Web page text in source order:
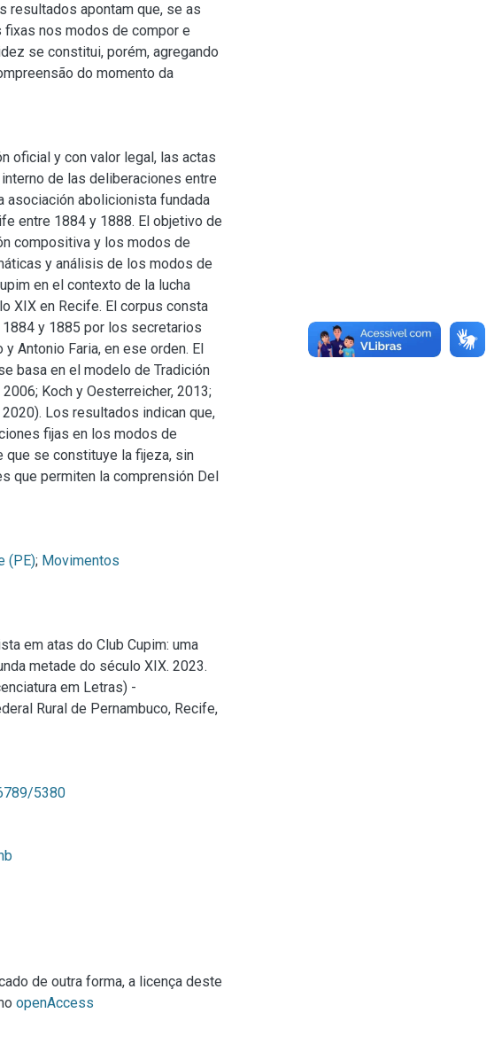
resultados apontam que, se as
nos modos de compor e
se constitui, porém, agregando
do momento da
oficial y con valor legal, las actas
de las deliberaciones entre
asociación abolicionista fundada
entre 1884 y 1888. El objetivo de
compositiva y los modos de
y análisis de los modos de
en el contexto de la lucha
XIX en Recife. El corpus consta
y 1885 por los secretarios
Antonio Faria, en ese orden. El
basa en el modelo de Tradición
Koch y Oesterreicher, 2013;
Los resultados indican que,
fijas en los modos de
que se constituye la fijeza, sin
que permiten la comprensión Del
(PE); Movimentos
em atas do Club Cupim: uma
metade do século XIX. 2023.
em Letras) -
Rural de Pernambuco, Recife,
5380
de outra forma, a licença deste
openAccess